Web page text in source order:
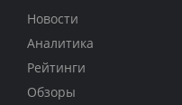
Новости
Аналитика
Рейтинги
Обзоры